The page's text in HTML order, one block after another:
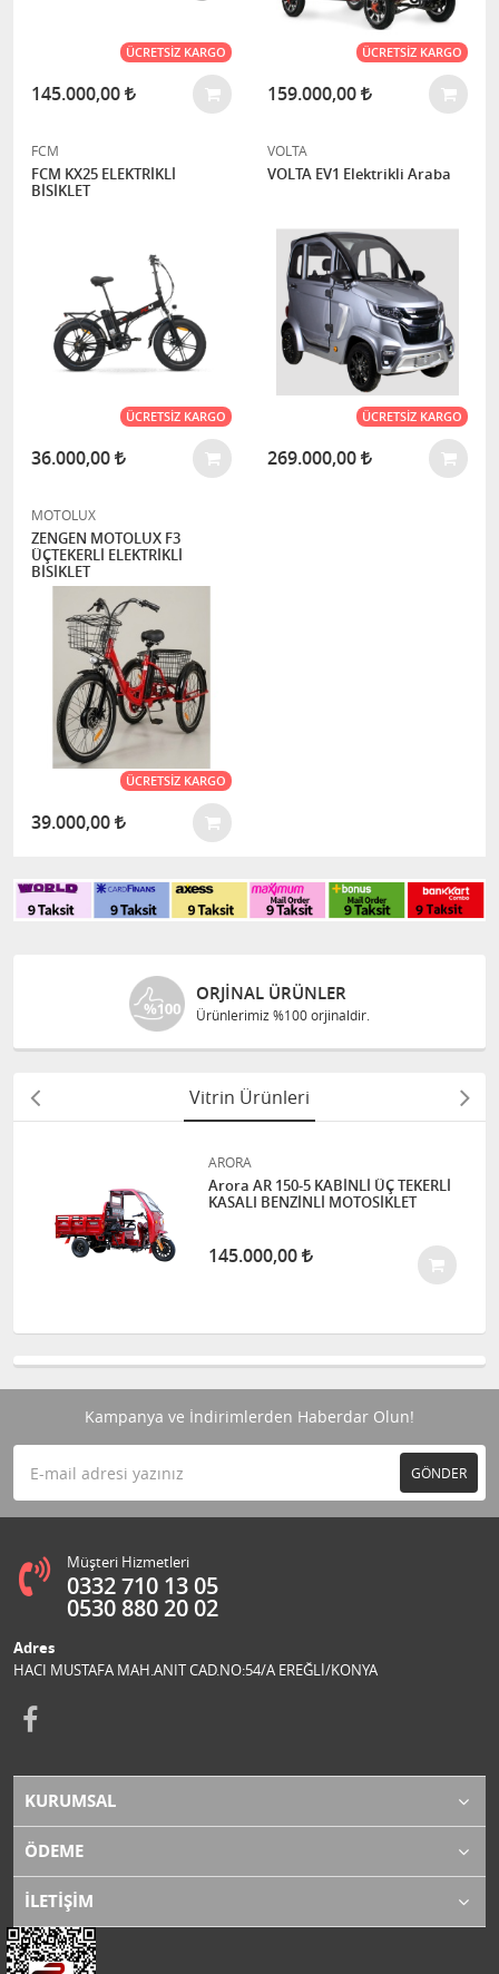
ÜCRETSIZ KARGO
145.000,00
ÜCRETSIZ KARGO
159.000,00
FCM
FCM KX25 ELEKTRİKLİ
BİSİKLET
ÜCRETSIZ KARGO
36.000,00
VOLTA
VOLTA EV1 Elektrikli Araba
ÜCRETSIZ KARGO
269.000,00
MOTOLUX
ZENGEN MOTOLUX F3
ÜÇTEKERLİ ELEKTRİKLİ
BİSİKLET
ÜCRETSIZ KARGO
39.000,00
%100 orjinaldir.
Vitrin Ürünleri
ARORA
Arora AR 150-5 KABİNLİ ÜÇ TEKERLİ
KASALI BENZİNLİ MOTOSİKLET
145.000,00
Kampanya ve İndirimlerden Haberdar Olun!
GÖNDER
Müşteri Hizmetleri
0332 710 13 05
0530 880 20 02
Adres
HACI MUSTAFA MAH.ANIT CAD.NO:54/A EREĞLİ/KONYA
KURUMSAL
ÖDEME
İLETİŞİM